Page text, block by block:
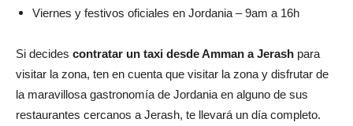
Viernes y festivos oficiales en Jordania – 9am a 16h
Si decides contratar un taxi desde Amman a Jerash para
visitar la zona, ten en cuenta que visitar la zona y disfrutar de
la maravillosa gastronomía de Jordania en alguno de sus
restaurantes cercanos a Jerash, te llevará un día completo.